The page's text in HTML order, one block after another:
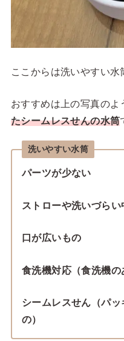
ここからは洗いやすい水
おすすめは上の写真のよ
たシームレスせんの水筒
洗いやすい水筒
パーツが少ない
ストローや洗いづら
口が広いもの
食洗機対応（食洗機の
シームレスせん（パ
の）